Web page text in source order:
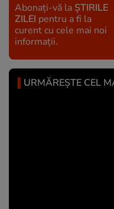
Abonați-vă la ȘTIRILE
ZILEI pentru a fi la
curent cu cele mai noi
informații.
URMĂREȘTE CEL